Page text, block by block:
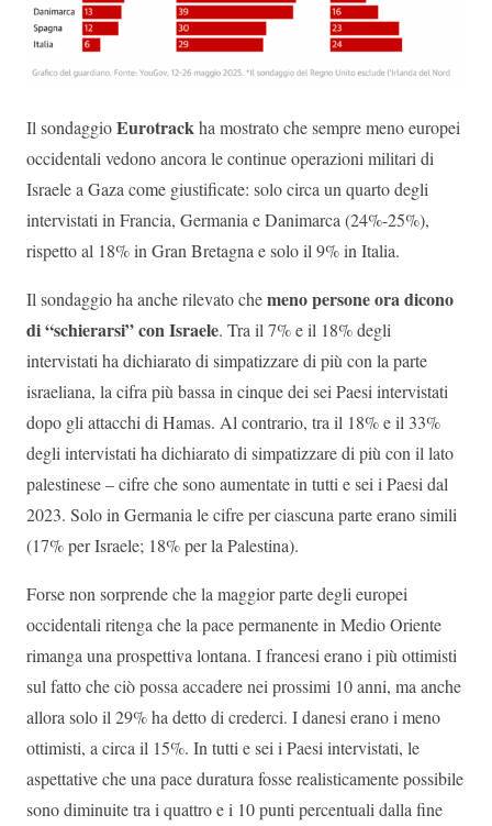
Il sondaggioEurotrackha mostrato che sempre meno europei
occidentali vedono ancora le continue operazioni militari di
Israele a Gaza come giustificate: solo circa un quarto degli
intervistati in Francia, Germania e Danimarca (24%-25%),
rispetto al 18% in Gran Bretagna e solo il 9% in Italia.
Il sondaggio ha anche rilevato chemeno persone ora dicono
di “schierarsi” con Israele. Tra il 7% e il 18% degli
intervistati ha dichiarato di simpatizzare di più con la parte
israeliana, la cifra più bassa in cinque dei sei Paesi intervistati
dopo gli attacchi di Hamas. Al contrario, tra il 18% e il 33%
degli intervistati ha dichiarato di simpatizzare di più con il lato
palestinese – cifre che sono aumentate in tutti e sei i Paesi dal
2023. Solo in Germania le cifre per ciascuna parte erano simili
(17% per Israele; 18% per la Palestina).
Forse non sorprende che la maggior parte degli europei
occidentali ritenga che la pace permanente in Medio Oriente
rimanga una prospettiva lontana. I francesi erano i più ottimisti
sul fatto che ciò possa accadere nei prossimi 10 anni, ma anche
allora solo il 29% ha detto di crederci. I danesi erano i meno
ottimisti, a circa il 15%. In tutti e sei i Paesi intervistati, le
aspettative che una pace duratura fosse realisticamente possibile
sono diminuite tra i quattro e i 10 punti percentuali dalla fine